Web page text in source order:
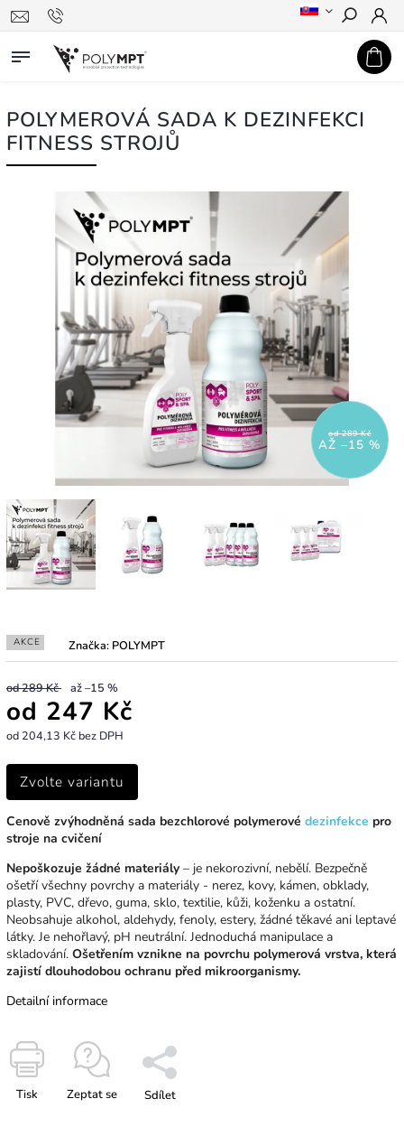
Hledat
POLYMEROVÁ SADA K DEZINFEKCI
FITNESS STROJŮ
od 289 Kč
AŽ –15 %
AKCE Značka: POLYMPT
od 289 Kč až –15 %
od 247 Kč
od 204,13 Kč bez DPH
Zvolte variantu
Cenově zvýhodněná sada bezchlorové polymerové dezinfekce pro
stroje na cvičení
Nepoškozuje žádné materiály – je nekorozivní, nebělí. Bezpečně
ošetří všechny povrchy a materiály - nerez, kovy, kámen, obklady,
plasty, PVC, dřevo, guma, sklo, textilie, kůži, koženku a ostatní.
Neobsahuje alkohol, aldehydy, fenoly, estery, žádné těkavé ani leptavé
látky. Je nehořlavý, pH neutrální. Jednoduchá manipulace a
skladování. Ošetřením vznikne na povrchu polymerová vrstva, která
zajistí dlouhodobou ochranu před mikroorganismy.
Detailní informace
Tisk Zeptat se Sdílet